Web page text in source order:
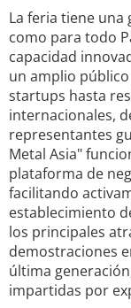
La feria tiene
como para todo
capacidad
un amplio
startups hasta
internacionales,
representantes
Metal Asia"
plataforma de
facilitando
establecimiento
los principales
demostraciones
última
impartidas por